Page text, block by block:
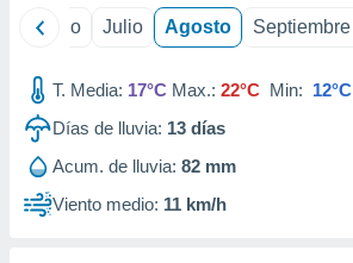
1199
Junio Julio Agosto Septiembre
T. Media: 17°C Max.: 22°C Min: 12°C
Días de lluvia: 13 días
Acum. de lluvia: 82 mm
Viento medio: 11 km/h